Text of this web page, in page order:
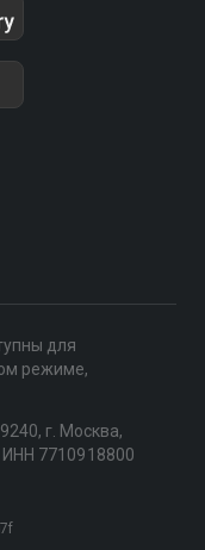
для
режиме,
г. Москва,
ИНН 7710918800